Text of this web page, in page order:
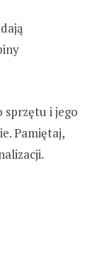
sprzętu i jego
Pamiętaj,